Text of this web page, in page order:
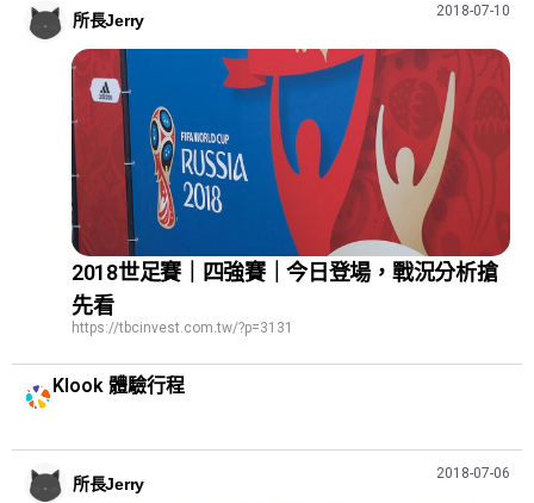
所長Jerry
2018-07-10
2018世足賽｜四強賽｜今日登場，戰況分析搶
先看
https://tbcinvest.com.tw/?p=3131
Klook 體驗行程
所長Jerry
2018-07-06